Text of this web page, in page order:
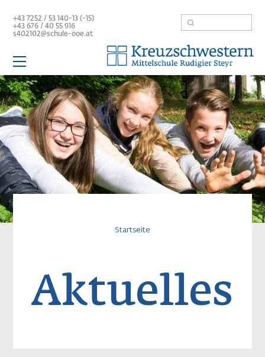
zum
Inhalt
+43 7252 / 53 140-13 (-15)
+43 676 /40 55 916
s402102@schule-ooe.at
Suche
Hauptnavigation
Schule
Aktuelles
Team
Mittelschule
Service / Links
Startseite
Aktuelles